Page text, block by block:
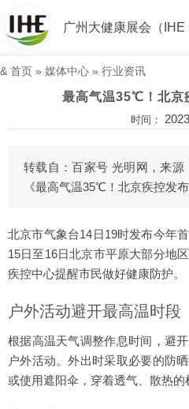
广州大健康展会（IHE
& 首页 » 媒体中心 » 行业资讯
最高气温35℃！北京
时间：
转载自：百家号 光明网，来源
《最高气温35℃！北京疾控发布
北京市气象台14日19时发布今年
15日至16日北京市平原大部分地
疾控中心提醒市民做好健康防护。
户外活动避开最高温时段
根据高温天气调整作息时间，避
户外活动。外出时采取必要的防
或使用遮阳伞，穿着透气、散热的